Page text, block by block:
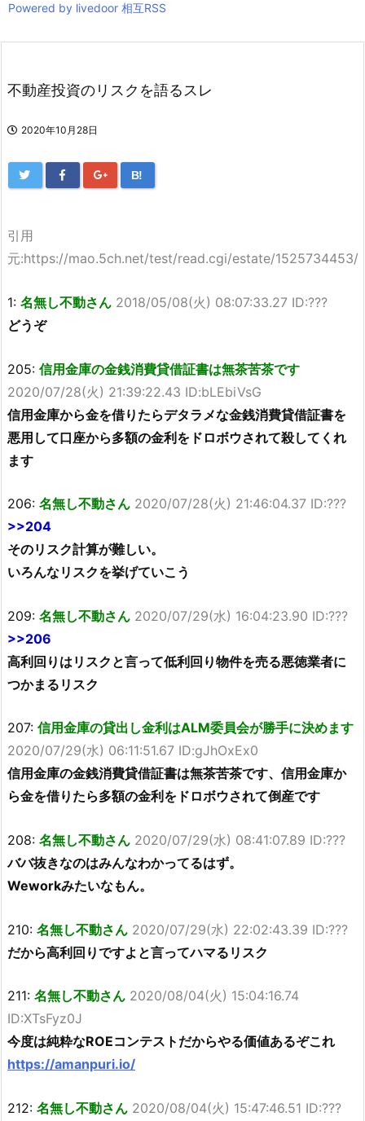
Powered by livedoor 相互RSS
不動産投資のリスクを語るスレ
2020年10月28日
B!
引用
元:https://mao.5ch.net/test/read.cgi/estate/1525734453/
1: 名無し不動さん 2018/05/08(火) 08:07:33.27 ID:???
どうぞ
205: 信用金庫の金銭消費貸借証書は無茶苦茶です
2020/07/28(火) 21:39:22.43 ID:bLEbiVsG
信用金庫から金を借りたらデタラメな金銭消費貸借証書を
悪用して口座から多額の金利をドロボウされて殺してくれ
ます
206: 名無し不動さん 2020/07/28(火) 21:46:04.37 ID:???
>>204
そのリスク計算が難しい。
いろんなリスクを挙げていこう
209: 名無し不動さん 2020/07/29(水) 16:04:23.90 ID:???
>>206
高利回りはリスクと言って低利回り物件を売る悪徳業者に
つかまるリスク
207: 信用金庫の貸出し金利はALM委員会が勝手に決めます
2020/07/29(水) 06:11:51.67 ID:gJhOxEx0
信用金庫の金銭消費貸借証書は無茶苦茶です、信用金庫か
ら金を借りたら多額の金利をドロボウされて倒産です
208: 名無し不動さん 2020/07/29(水) 08:41:07.89 ID:???
ババ抜きなのはみんなわかってるはず。
Weworkみたいなもん。
210: 名無し不動さん 2020/07/29(水) 22:02:43.39 ID:???
だから高利回りですよと言ってハマるリスク
211: 名無し不動さん 2020/08/04(火) 15:04:16.74
ID:XTsFyz0J
今度は純粋なROEコンテストだからやる価値あるぞこれ
https://amanpuri.io/
212: 名無し不動さん 2020/08/04(火) 15:47:46.51 ID:???